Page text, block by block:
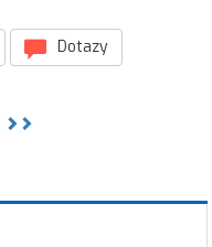
Dotazy